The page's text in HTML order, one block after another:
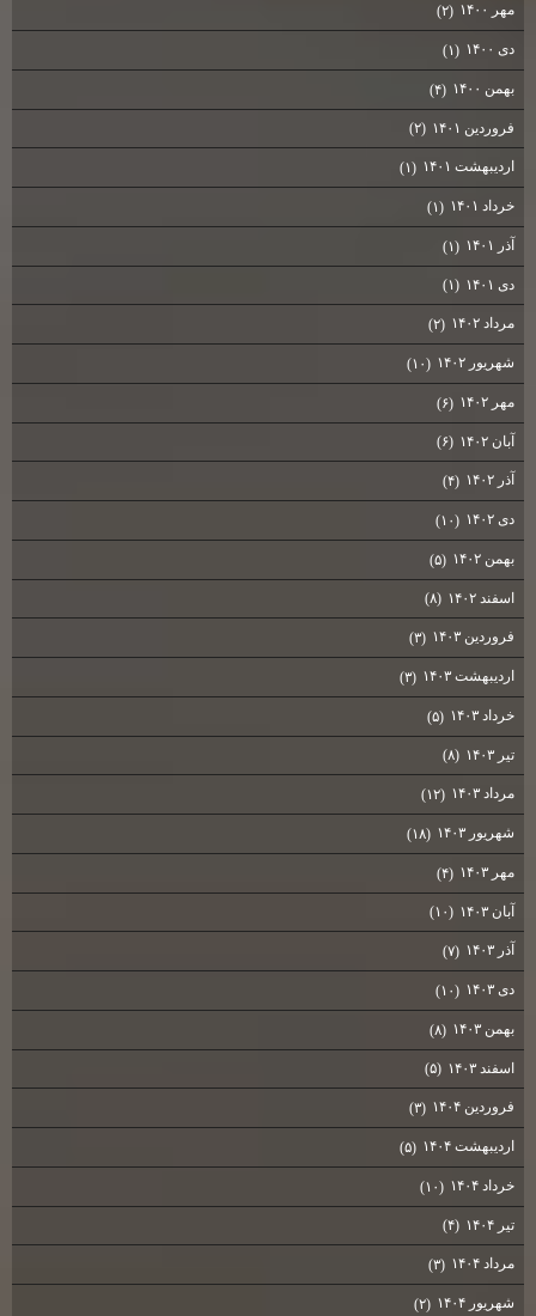
مهر ۱۴۰۰ (۲)
دی ۱۴۰۰ (۱)
بهمن ۱۴۰۰ (۴)
فروردین ۱۴۰۱ (۲)
اردیبهشت ۱۴۰۱ (۱)
خرداد ۱۴۰۱ (۱)
آذر ۱۴۰۱ (۱)
دی ۱۴۰۱ (۱)
مرداد ۱۴۰۲ (۲)
شهریور ۱۴۰۲ (۱۰)
مهر ۱۴۰۲ (۶)
آبان ۱۴۰۲ (۶)
آذر ۱۴۰۲ (۴)
دی ۱۴۰۲ (۱۰)
بهمن ۱۴۰۲ (۵)
اسفند ۱۴۰۲ (۸)
فروردین ۱۴۰۳ (۳)
اردیبهشت ۱۴۰۳ (۳)
خرداد ۱۴۰۳ (۵)
تیر ۱۴۰۳ (۸)
مرداد ۱۴۰۳ (۱۲)
شهریور ۱۴۰۳ (۱۸)
مهر ۱۴۰۳ (۴)
آبان ۱۴۰۳ (۱۰)
آذر ۱۴۰۳ (۷)
دی ۱۴۰۳ (۱۰)
بهمن ۱۴۰۳ (۸)
اسفند ۱۴۰۳ (۵)
فروردین ۱۴۰۴ (۳)
اردیبهشت ۱۴۰۴ (۵)
خرداد ۱۴۰۴ (۱۰)
تیر ۱۴۰۴ (۴)
مرداد ۱۴۰۴ (۳)
شهریور ۱۴۰۴ (۲)